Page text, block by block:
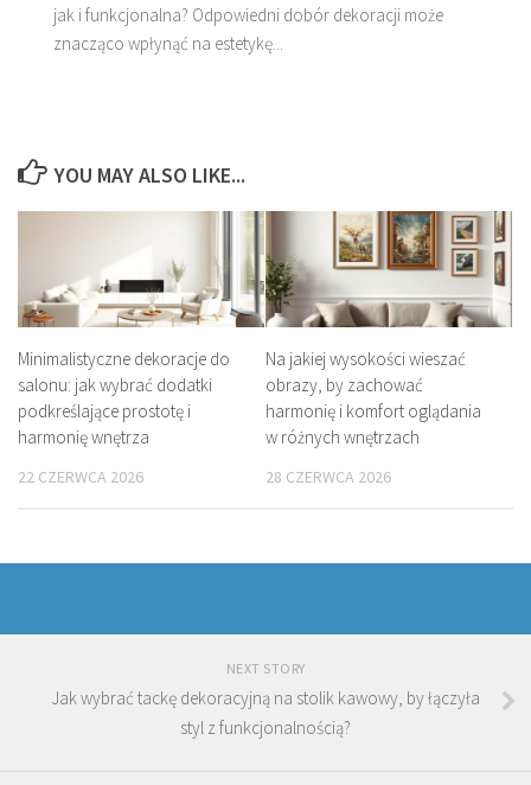
jak i funkcjonalna? Odpowiedni dobór dekoracji może
znacząco wpłynąć na estetykę...
YOU MAY ALSO LIKE...
Minimalistyczne dekoracje do
salonu: jak wybrać dodatki
podkreślające prostotę i
harmonię wnętrza
22 CZERWCA 2026
Na jakiej wysokości wieszać
obrazy, by zachować
harmonię i komfort oglądania
w różnych wnętrzach
28 CZERWCA 2026
NEXT STORY
Jak wybrać tackę dekoracyjną na stolik kawowy, by łączyła
styl z funkcjonalnością?